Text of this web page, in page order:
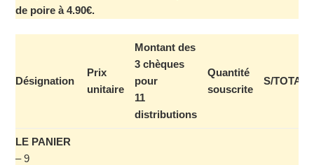
de poire à 4.90€.
Désignation
Prix
unitaire
Montant des
3 chèques
pour
11
distributions
Quantité
souscrite
S/TOTAL
LE PANIER
– 9